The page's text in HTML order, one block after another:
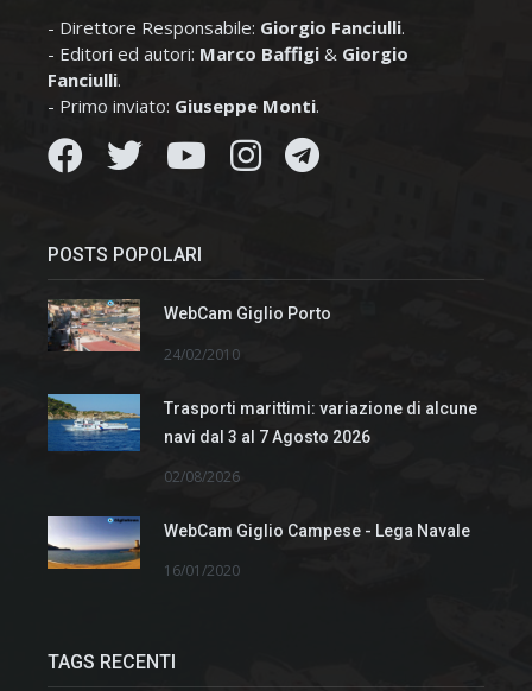
- Direttore Responsabile: Giorgio Fanciulli.
- Editori ed autori: Marco Baffigi & Giorgio
Fanciulli.
- Primo inviato: Giuseppe Monti.
POSTS POPOLARI
WebCam Giglio Porto
24/02/2010
Trasporti marittimi: variazione di alcune
navi dal 3 al 7 Agosto 2026
02/08/2026
WebCam Giglio Campese - Lega Navale
16/01/2020
TAGS RECENTI